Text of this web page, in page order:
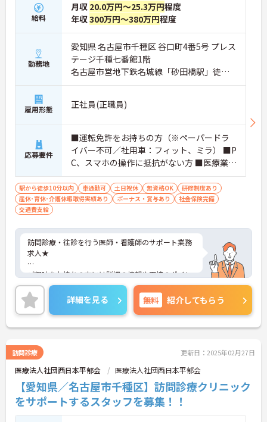
給料
月収 20.0万円～25.3万円程度
年収300万円～380万円程度
勤務地
愛知県 名古屋市千種区 谷口町4番5号 プレス
テージ千種七番館1階
名古屋市営地下鉄名城線「砂田橋駅」徒歩7
分
雇用形態 正社員(正職員)
応募要件
■運転免許をお持ちの方（※ペーパードラ
イバー不可／社用車：フィット、ミラ） ■P
C、スマホの操作に抵抗がない方 ■医療業界
介護業界でのご経験がある方歓迎
駅から徒歩10分以内 車通勤可 土日祝休 無資格OK
研修制度あり
産休･育休･介護休暇取得実績あり
ボーナス・賞与あり
社会保険完備
交通費支給
訪問診療・往診を行う医師・看護師のサポート業務
求人★
ご興味をお持ちの方には詳細の情報や面接のポイン
トをお伝えしますのでお気軽にお問い合わせくださ
いませ。
詳細を見る 無料 紹介してもらう
訪問診療 更新日：2025年02月27日
医療法人社団西日本平郁会 医療法人社団西日本平郁会
【愛知県／名古屋市千種区】訪問診療クリニック
をサポートするスタッフを募集！！